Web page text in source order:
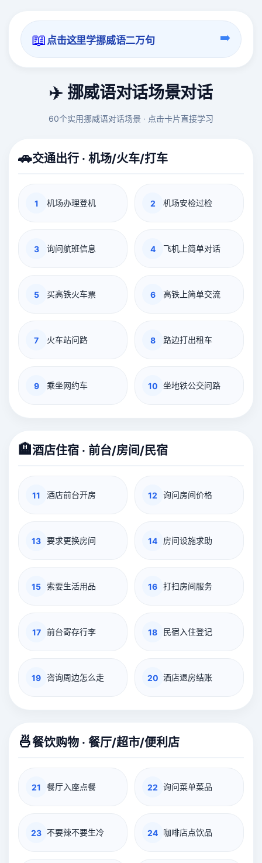
📖 点击这里学挪威语二万句 ➡️
✈️ 挪威语对话场景对话
60个实用挪威语对话场景 · 点击卡片直接学习
🚗交通出行 · 机场/火车/打车
1 机场办理登机 2 机场安检过检
3 询问航班信息 4 飞机上简单对话
5 买高铁火车票 6 高铁上简单交流
7 火车站问路 8 路边打出租车
9 乘坐网约车 10 坐地铁公交问路
🏨酒店住宿 · 前台/房间/民宿
11 酒店前台开房 12 询问房间价格
13 要求更换房间 14 房间设施求助
15 索要生活用品 16 打扫房间服务
17 前台寄存行李 18 民宿入住登记
19 咨询周边怎么走 20 酒店退房结账
🍜餐饮购物 · 餐厅/超市/便利店
21 餐厅入座点餐 22 询问菜单菜品
23 不要辣不要生冷 24 咖啡店点饮品